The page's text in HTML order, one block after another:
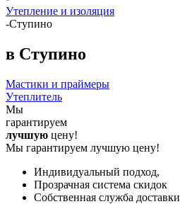
Утепление и изоляция
-Ступино
в Ступино
Мастики и праймеры
Утеплитель
Мы
гарантируем
лучшую цену!
Мы гарантируем лучшую цену!
Индивидуальный подход,
Прозрачная система скидок
Собственная служба доставки